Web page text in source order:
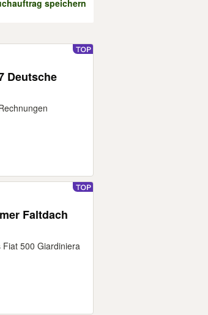
speichern
Deutsche
Faltdach
500 Giardiniera